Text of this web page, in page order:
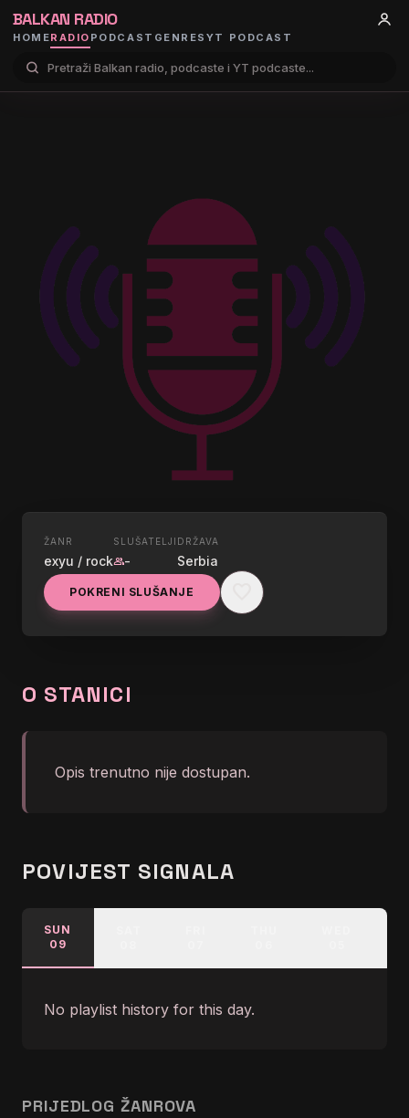
BALKAN RADIO
HOMERADIO PODCAST GENRES YT PODCAST
UŽIVO
NAXI EXYU ROCK
graphic_eq
ŽANR
exyu / rock
SLUŠATELJI
group-
DRŽAVA
Serbia
POKRENI SLUŠANJE
O STANICI
Opis trenutno nije dostupan.
POVIJEST SIGNALA
SUN
09
No playlist history for this day.
PRIJEDLOG ŽANROVA